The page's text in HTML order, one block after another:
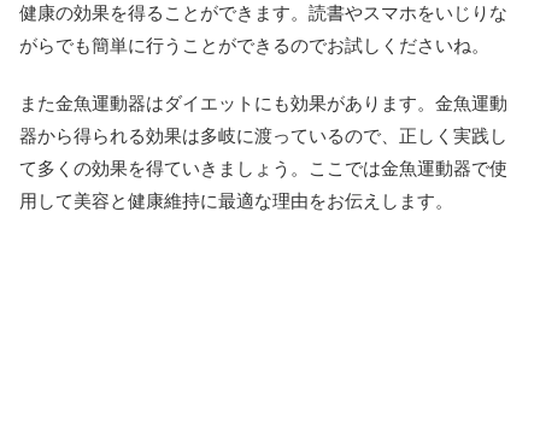
健康の効果を得ることができます。読書やスマホをいじりな
がらでも簡単に行うことができるのでお試しくださいね。
また金魚運動器はダイエットにも効果があります。金魚運動
器から得られる効果は多岐に渡っているので、正しく実践し
て多くの効果を得ていきましょう。ここでは金魚運動器で使
用して美容と健康維持に最適な理由をお伝えします。